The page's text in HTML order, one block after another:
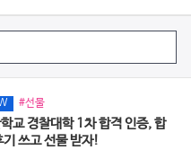
#선물
교 경찰대학 1차 합격 인증, 합
기 쓰고 선물 받자!